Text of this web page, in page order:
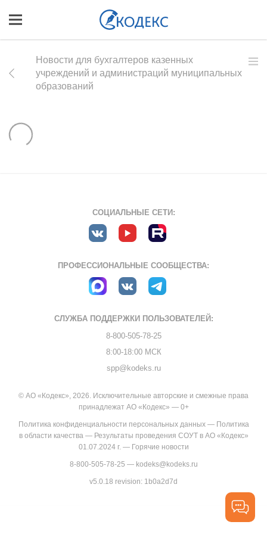
Новости для бухгалтеров казенных
учреждений и администраций муниципальных
образований
СОЦИАЛЬНЫЕ СЕТИ:
ПРОФЕССИОНАЛЬНЫЕ СООБЩЕСТВА:
СЛУЖБА ПОДДЕРЖКИ ПОЛЬЗОВАТЕЛЕЙ:
8-800-505-78-25
8:00-18:00 МСК
spp@kodeks.ru
© АО «Кодекс», 2026. Исключительные авторские и смежные права
принадлежат АО «Кодекс» — 0+
Политика конфиденциальности персональных данных— Политика
в области качества— Результаты проведения СОУТ в АО «Кодекс»
01.07.2024 г.— Горячие новости
8-800-505-78-25 — kodeks@kodeks.ru
v5.0.18 revision: 1b0a2d7d